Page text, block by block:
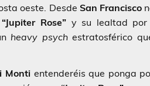
oeste. Desde San Francisco
“Jupiter Rose” y su lealtad por
heavy psychestratosférico
Montientenderéis que ponga